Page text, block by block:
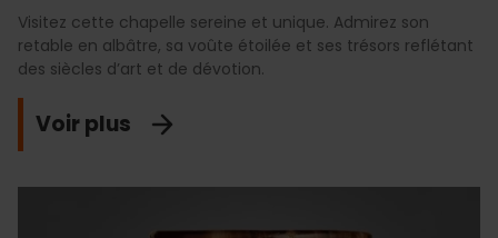
Visitez cette chapelle sereine et unique. Admirez son
retable en albâtre, sa voûte étoilée et ses trésors reflétant
des siècles d’art et de dévotion.
Voir plus